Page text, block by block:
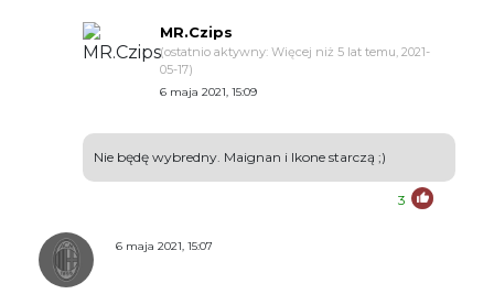
MR.Czips
(ostatnio aktywny: Więcej niż 5 lat temu, 2021-
05-17)
6 maja 2021, 15:09
Nie będę wybredny. Maignan i Ikone starczą ;)
3
6 maja 2021, 15:07